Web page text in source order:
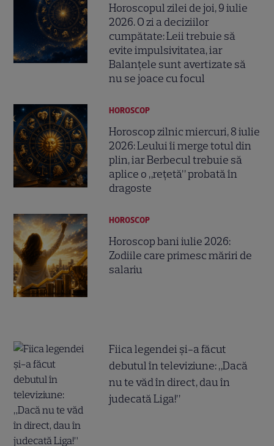
Horoscopul zilei de joi, 9 iulie
2026. O zi a deciziilor
cumpătate: Leii trebuie să
evite impulsivitatea, iar
Balanțele sunt avertizate să
nu se joace cu focul
HOROSCOP
Horoscop zilnic miercuri, 8 iulie
2026: Leului îi merge totul din
plin, iar Berbecul trebuie să
aplice o „rețetă” probată în
dragoste
HOROSCOP
Horoscop bani iulie 2026:
Zodiile care primesc măriri de
salariu
Fiica legendei și-a făcut
debutul în televiziune: „Dacă
nu te văd în direct, dau în
judecată Liga!”